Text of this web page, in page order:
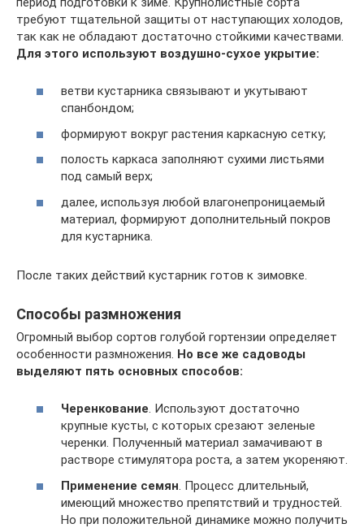
требуют тщательной защиты от наступающих холодов,
так как не обладают достаточно стойкими качествами.
Для этого используют воздушно-сухое укрытие:
ветви кустарника связывают и укутывают
спанбондом;
формируют вокруг растения каркасную сетку;
полость каркаса заполняют сухими листьями
под самый верх;
далее, используя любой влагонепроницаемый
материал, формируют дополнительный покров
для кустарника.
После таких действий кустарник готов к зимовке.
Способы размножения
Огромный выбор сортов голубой гортензии определяет
особенности размножения. Но все же садоводы
выделяют пять основных способов:
Черенкование. Используют достаточно
крупные кусты, с которых срезают зеленые
черенки. Полученный материал замачивают в
растворе стимулятора роста, а затем укореняют.
Применение семян . Процесс длительный,
имеющий множество препятствий и трудностей.
Но при положительной динамике можно получить